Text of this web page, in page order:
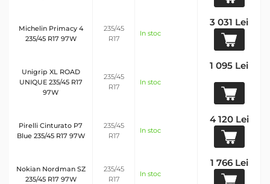
Michelin Primacy 4
235/45 R17 97W
235/45
R17
In stoc
3 031 Lei
Unigrip XL ROAD
UNIQUE 235/45 R17
97W
235/45
R17
In stoc
1 095 Lei
Pirelli Cinturato P7
Blue 235/45 R17 97W
235/45
R17
In stoc
4 120 Lei
Nokian Nordman SZ
235/45 R17 97W
235/45
R17
In stoc
1 766 Lei